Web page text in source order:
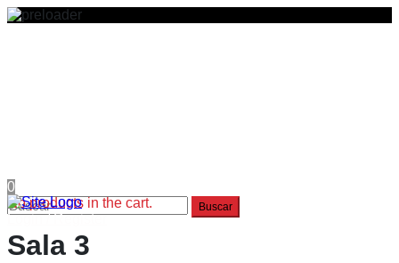
0
No products in the cart.
Login / Register
Sala 3